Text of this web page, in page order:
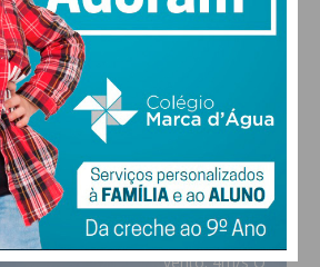
PAÇOS DE FERREIRA
scattered clouds
51% humidade
vento: 4m/s O